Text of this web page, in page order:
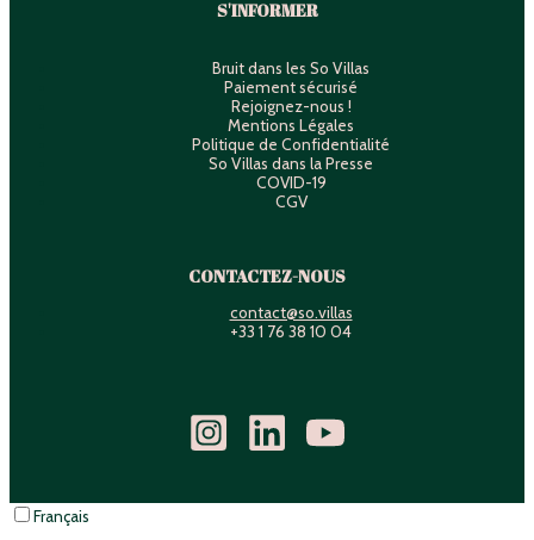
S'INFORMER
Bruit dans les So Villas
Paiement sécurisé
Rejoignez-nous !
Mentions Légales
Politique de Confidentialité
So Villas dans la Presse
COVID-19
CGV
CONTACTEZ-NOUS
contact@so.villas
+33 1 76 38 10 04
Français